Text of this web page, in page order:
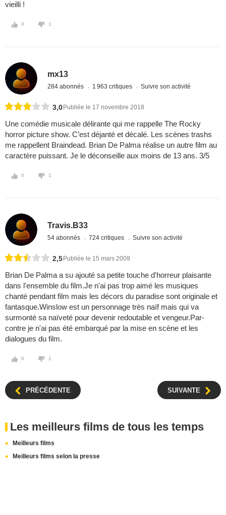
vieilli !
0 1
mx13
284 abonnés 1 963 critiques Suivre son activité
3,0 Publiée le 17 novembre 2018
Une comédie musicale délirante qui me rappelle The Rocky
horror picture show. C’est déjanté et décalé. Les scènes trashs
me rappellent Braindead. Brian De Palma réalise un autre film au
caractère puissant. Je le déconseille aux moins de 13 ans. 3/5
0 1
Travis.B33
54 abonnés 724 critiques Suivre son activité
2,5 Publiée le 15 mars 2009
Brian De Palma a su ajouté sa petite touche d'horreur plaisante
dans l'ensemble du film.Je n'ai pas trop aimé les musiques
chanté pendant film mais les décors du paradise sont originale et
fantasque.Winslow est un personnage très naïf mais qui va
surmonté sa naïveté pour devenir redoutable et vengeur.Par-
contre je n'ai pas été embarqué par la mise en scène et les
dialogues du film.
0 1
PRÉCÉDENTE SUIVANTE
Les meilleurs films de tous les temps
Meilleurs films
Meilleurs films selon la presse